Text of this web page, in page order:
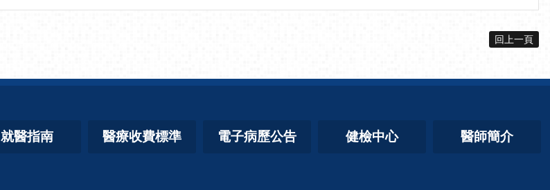
回上一頁
就醫指南 醫療收費標準 電子病歷公告 健檢中心 醫師簡介